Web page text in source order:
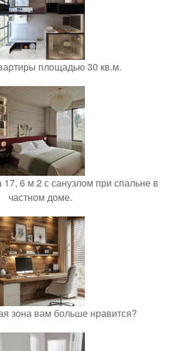
плoщадью 30 кв.м.
17, 6 м 2 с санузлом при спальне в
частном доме.
зона вам больше нравится?